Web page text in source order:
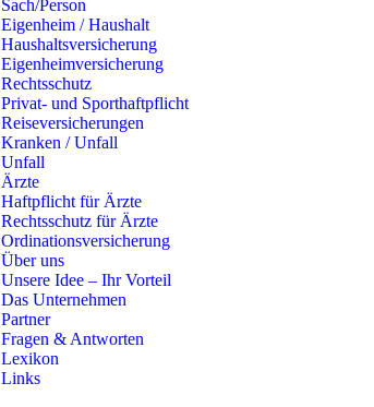
Sach/Person
Eigenheim / Haushalt
Haushaltsversicherung
Eigenheimversicherung
Rechtsschutz
Privat- und Sporthaftpflicht
Reiseversicherungen
Kranken / Unfall
Unfall
Ärzte
Haftpflicht für Ärzte
Rechtsschutz für Ärzte
Ordinationsversicherung
Über uns
Unsere Idee – Ihr Vorteil
Das Unternehmen
Partner
Fragen & Antworten
Lexikon
Links